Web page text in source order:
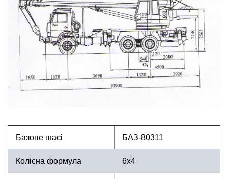
Базове шасі БАЗ-80311
Колісна формула 6х4